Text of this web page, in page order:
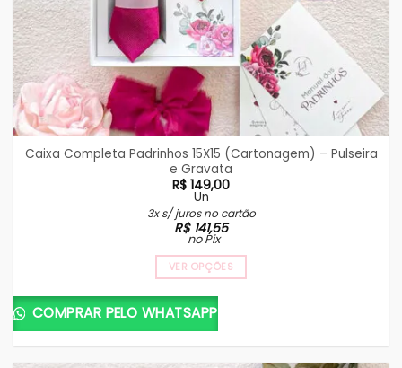
Caixa Completa Padrinhos 15X15 (Cartonagem) – Pulseira
e Gravata
R$ 149,00
Un
3x s/ juros no cartão
R$141,55
no Pix
VER OPÇÕES
COMPRAR PELO WHATSAPP